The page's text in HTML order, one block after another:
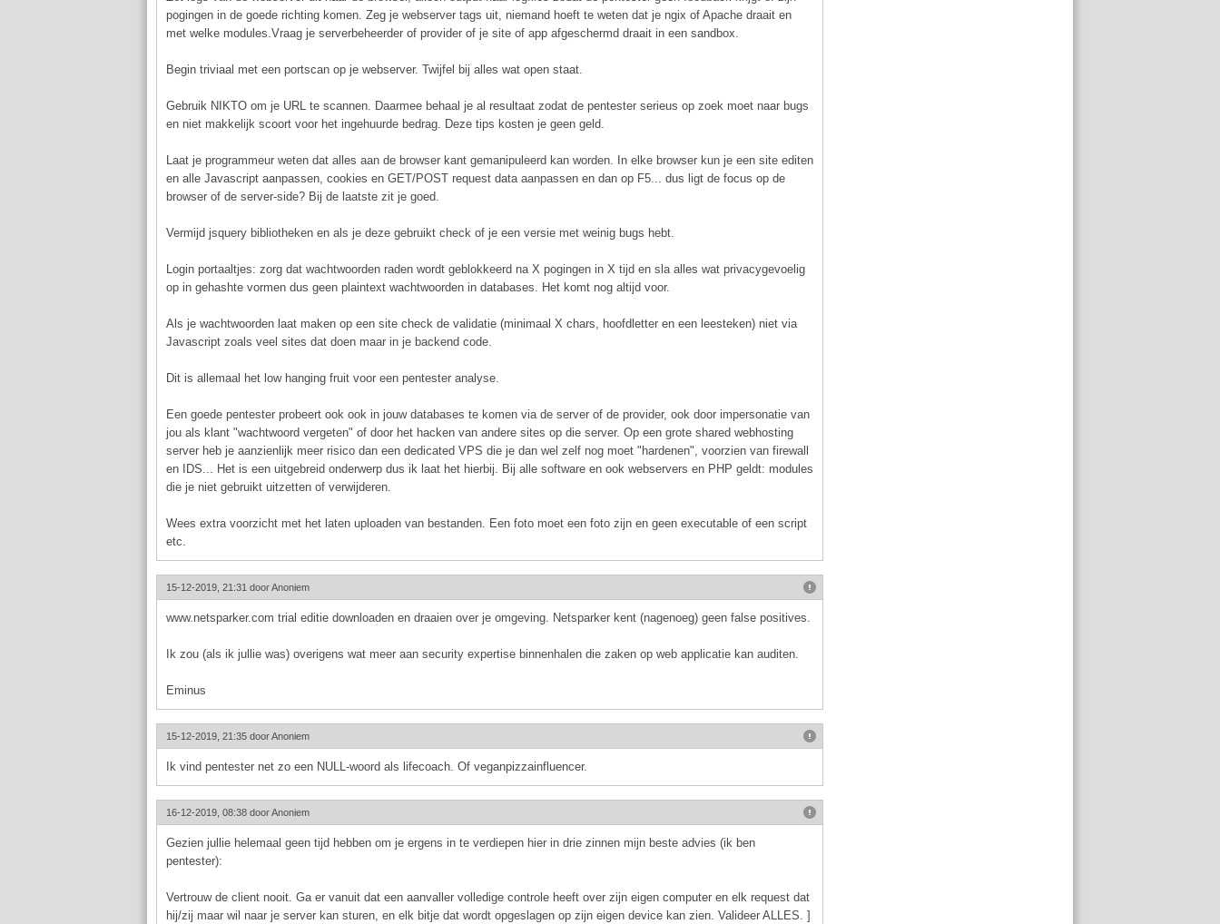
pogingen in de goede richting komen. Zeg je webserver tags uit, niemand hoeft te weten dat je ngix of Apache draait en
met welke modules.Vraag je serverbeheerder of provider of je site of app afgeschermd draait in een sandbox.
Begin triviaal met een portscan op je webserver. Twijfel bij alles wat open staat.
Gebruik NIKTO om je URL te scannen. Daarmee behaal je al resultaat zodat de pentester serieus op zoek moet naar bugs
en niet makkelijk scoort voor het ingehuurde bedrag. Deze tips kosten je geen geld.
Laat je programmeur weten dat alles aan de browser kant gemanipuleerd kan worden. In elke browser kun je een site editen
en alle Javascript aanpassen, cookies en GET/POST request data aanpassen en dan op F5... dus ligt de focus op de
browser of de server-side? Bij de laatste zit je goed.
Vermijd jsquery bibliotheken en als je deze gebruikt check of je een versie met weinig bugs hebt.
Login portaaltjes: zorg dat wachtwoorden raden wordt geblokkeerd na X pogingen in X tijd en sla alles wat privacygevoelig
op in gehashte vormen dus geen plaintext wachtwoorden in databases. Het komt nog altijd voor.
Als je wachtwoorden laat maken op een site check de validatie (minimaal X chars, hoofdletter en een leesteken) niet via
Javascript zoals veel sites dat doen maar in je backend code.
Dit is allemaal het low hanging fruit voor een pentester analyse.
Een goede pentester probeert ook ook in jouw databases te komen via de server of de provider, ook door impersonatie van
jou als klant "wachtwoord vergeten" of door het hacken van andere sites op die server. Op een grote shared webhosting
server heb je aanzienlijk meer risico dan een dedicated VPS die je dan wel zelf nog moet "hardenen", voorzien van firewall
en IDS... Het is een uitgebreid onderwerp dus ik laat het hierbij. Bij alle software en ook webservers en PHP geldt: modules
die je niet gebruikt uitzetten of verwijderen.
Wees extra voorzicht met het laten uploaden van bestanden. Een foto moet een foto zijn en geen executable of een script
etc.
15-12-2019, 21:31 doorAnoniem
www.netsparker.com trial editie downloaden en draaien over je omgeving. Netsparker kent (nagenoeg) geen false positives.
Ik zou (als ik jullie was) overigens wat meer aan security expertise binnenhalen die zaken op web applicatie kan auditen.
Eminus
15-12-2019, 21:35 doorAnoniem
Ik vind pentester net zo een NULL-woord als lifecoach. Of veganpizzainfluencer.
16-12-2019, 08:38 doorAnoniem
Gezien jullie helemaal geen tijd hebben om je ergens in te verdiepen hier in drie zinnen mijn beste advies (ik ben
pentester):
Vertrouw de client nooit. Ga er vanuit dat een aanvaller volledige controle heeft over zijn eigen computer en elk request dat
hij/zij maar wil naar je server kan sturen, en elk bitje dat wordt opgeslagen op zijn eigen device kan zien. Valideer ALLES. ]